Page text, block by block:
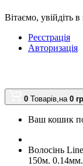
Вітаємо, увійдіть в
Реєстрація
Авторизація
0 Товарів,на 0
Ваш кошик
Волосінь
150м.